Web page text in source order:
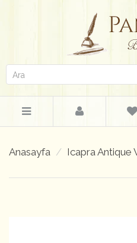
Anasayfa Icapra Antique